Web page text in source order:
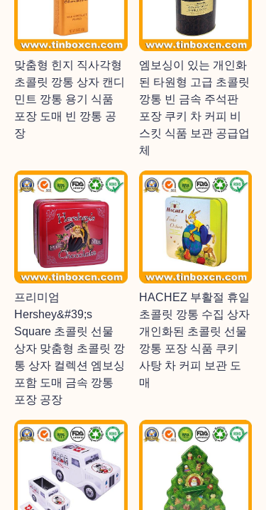
맞춤형 힌지 직사각형
초콜릿 깡통 상자 캔디
민트 깡통 용기 식품
포장 도매 빈 깡통 공
장
엠보싱이 있는 개인화
된 타원형 고급 초콜릿
깡통 빈 금속 주석판
포장 쿠키 차 커피 비
스킷 식품 보관 공급업
체
프리미엄
Hershey&#39;s
Square 초콜릿 선물
상자 맞춤형 초콜릿 깡
통 상자 컬렉션 엠보싱
포함 도매 금속 깡통
포장 공장
HACHEZ 부활절 휴일
초콜릿 깡통 수집 상자
개인화된 초콜릿 선물
깡통 포장 식품 쿠키
사탕 차 커피 보관 도
매